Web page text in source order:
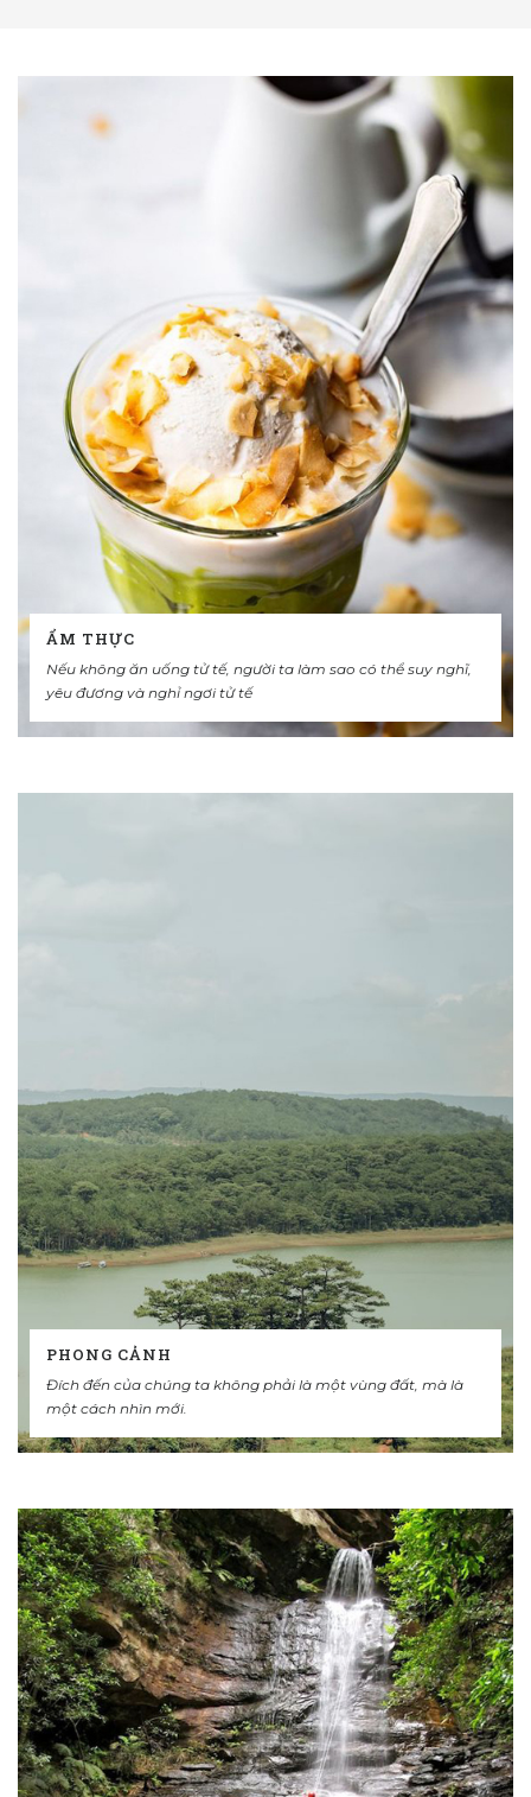
ẨM THỰC
Nếu không ăn uống tử tế, người ta làm sao có thể suy nghĩ,
yêu đương và nghỉ ngơi tử tế
PHONG CẢNH
Đích đến của chúng ta không phải là một vùng đất, mà là
một cách nhìn mới.